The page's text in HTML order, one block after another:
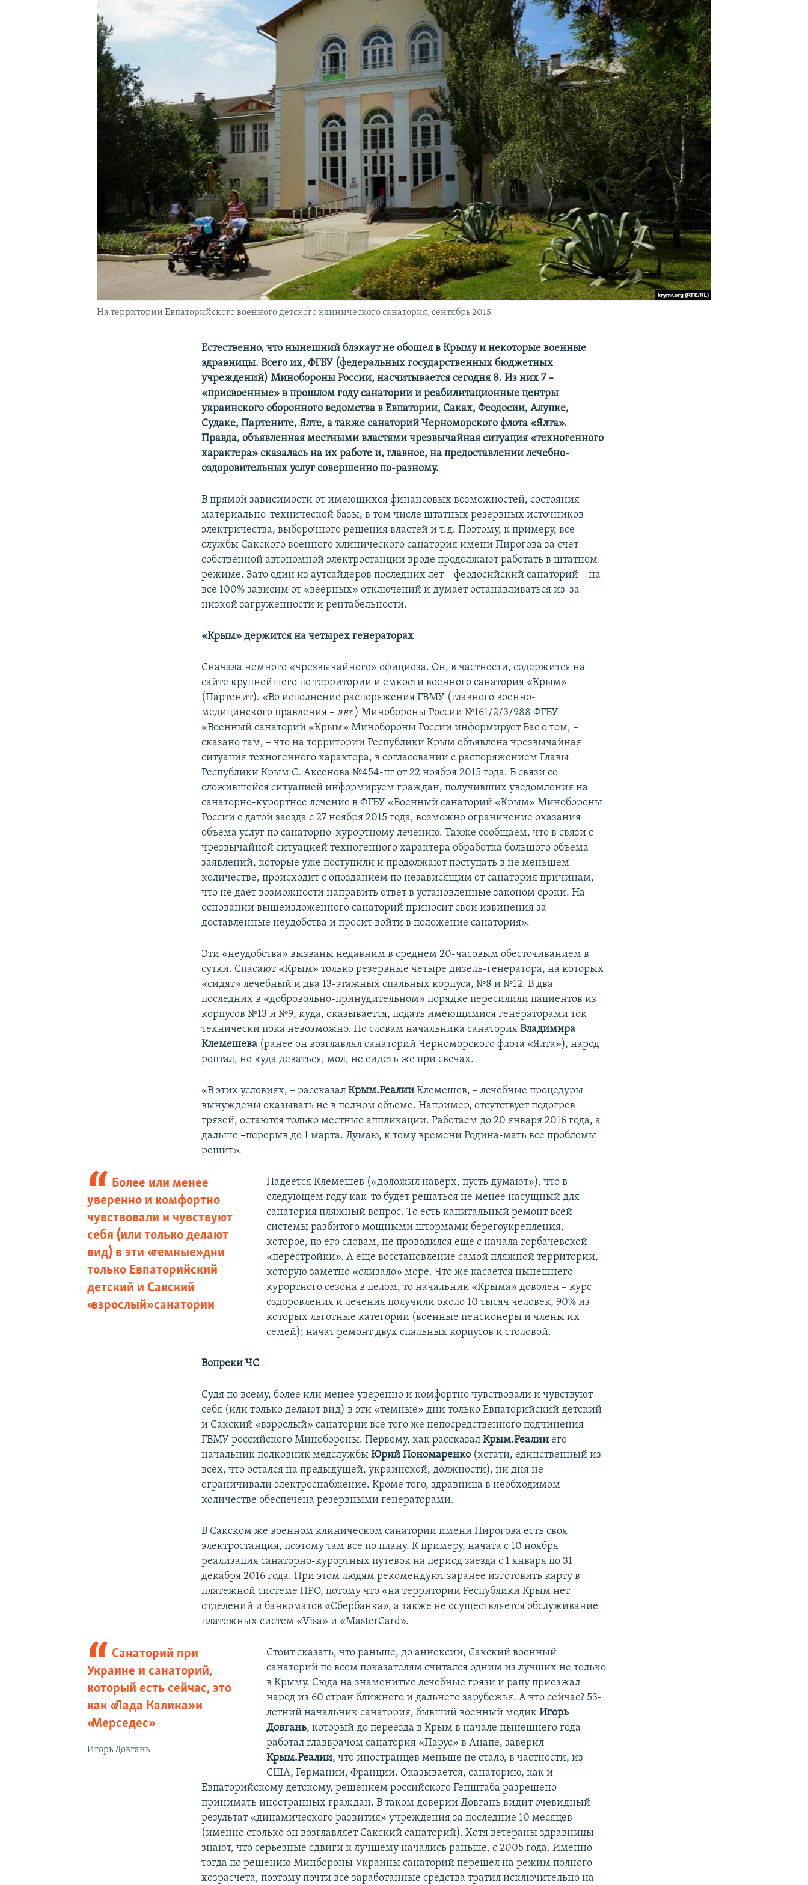
КРЫМ.НЕПОКОРЕННЫЙ
УКРАИНСКАЯ ПРОБЛЕМА КРЫМА
На территории Евпаторийского военного детского клинического санатория, сентябрь 2015
Естественно, что нынешний блэкаут не обошел в Крыму и некоторые военные
здравницы. Всего их, ФГБУ (федеральных государственных бюджетных
учреждений) Минобороны России, насчитывается сегодня 8. Из них 7 –
«присвоенные» в прошлом году санатории и реабилитационные центры
украинского оборонного ведомства в Евпатории, Саках, Феодосии, Алупке,
Судаке, Партените, Ялте, а также санаторий Черноморского флота «Ялта».
Правда, объявленная местными властями чрезвычайная ситуация «техногенного
характера» сказалась на их работе и, главное, на предоставлении лечебно-
оздоровительных услуг совершенно по-разному.
В прямой зависимости от имеющихся финансовых возможностей, состояния
материально-технической базы, в том числе штатных резервных источников
электричества, выборочного решения властей и т.д. Поэтому, к примеру, все
службы Сакского военного клинического санатория имени Пирогова за счет
собственной автономной электростанции вроде продолжают работать в штатном
режиме. Зато один из аутсайдеров последних лет – феодосийский санаторий – на
все 100% зависим от «веерных» отключений и думает останавливаться из-за
низкой загруженности и рентабельности.
«Крым» держится на четырех генераторах
Сначала немного «чрезвычайного» официоза. Он, в частности, содержится на
сайте крупнейшего по территории и емкости военного санатория «Крым»
(Партенит). «Во исполнение распоряжения ГВМУ (главного военно-
медицинского правления – авт.) Минобороны России №161/2/3/988 ФГБУ
«Военный санаторий «Крым» Минобороны России информирует Вас о том, –
сказано там, – что на территории Республики Крым объявлена чрезвычайная
ситуация техногенного характера, в согласовании с распоряжением Главы
Республики Крым С. Аксенова №454-пг от 22 ноября 2015 года. В связи со
сложившейся ситуацией информируем граждан, получивших уведомления на
санаторно-курортное лечение в ФГБУ «Военный санаторий «Крым» Минобороны
России с датой заезда с 27 ноября 2015 года, возможно ограничение оказания
объема услуг по санаторно-курортному лечению. Также сообщаем, что в связи с
чрезвычайной ситуацией техногенного характера обработка большого объема
заявлений, которые уже поступили и продолжают поступать в не меньшем
количестве, происходит с опозданием по независящим от санатория причинам,
что не дает возможности направить ответ в установленные законом сроки. На
основании вышеизложенного санаторий приносит свои извинения за
доставленные неудобства и просит войти в положение санатория».
Эти «неудобства» вызваны недавним в среднем 20-часовым обесточиванием в
сутки. Спасают «Крым» только резервные четыре дизель-генератора, на которых
«сидят» лечебный и два 13-этажных спальных корпуса, №8 и №12. В два
последних в «добровольно-принудительном» порядке пересилили пациентов из
корпусов №13 и №9, куда, оказывается, подать имеющимися генераторами ток
технически пока невозможно. По словам начальника санаторияВладимира
Клемешева (ранее он возглавлял санаторий Черноморского флота «Ялта»), народ
роптал, но куда деваться, мол, не сидеть же при свечах.
«В этих условиях, – рассказалКрым.Реалии Клемешев, – лечебные процедуры
вынуждены оказывать не в полном объеме. Например, отсутствует подогрев
грязей, остаются только местные аппликации. Работаем до 20 января 2016 года, а
дальше –перерыв до 1 марта. Думаю, к тому времени Родина-мать все проблемы
решит».
Более или менее
уверенно и комфортно
чувствовали и чувствуют
себя (или только делают
вид) в эти «темные» дни
только Евпаторийский
детский и Сакский
«взрослый» санатории
Надеется Клемешев («доложил наверх, пусть думают»), что в
следующем году как-то будет решаться не менее насущный для
санатория пляжный вопрос. То есть капитальный ремонт всей
системы разбитого мощными штормами берегоукрепления,
которое, по его словам, не проводился еще с начала горбачевской
«перестройки». А еще восстановление самой пляжной территории,
которую заметно «слизало» море. Что же касается нынешнего
курортного сезона в целом, то начальник «Крыма» доволен – курс
оздоровления и лечения получили около 10 тысяч человек, 90% из
которых льготные категории (военные пенсионеры и члены их
семей); начат ремонт двух спальных корпусов и столовой.
Вопреки ЧС
Судя по всему, более или менее уверенно и комфортно чувствовали и чувствуют
себя (или только делают вид) в эти «темные» дни только Евпаторийский детский
и Сакский «взрослый» санатории все того же непосредственного подчинения
ГВМУ российского Минобороны. Первому, как рассказалКрым.Реалии его
начальник полковник медслужбыЮрий Пономаренко (кстати, единственный из
всех, что остался на предыдущей, украинской, должности), ни дня не
ограничивали электроснабжение. Кроме того, здравница в необходимом
количестве обеспечена резервными генераторами.
В Сакском же военном клиническом санатории имени Пирогова есть своя
электростанция, поэтому там все по плану. К примеру, начата с 10 ноября
реализация санаторно-курортных путевок на период заезда с 1 января по 31
декабря 2016 года. При этом людям рекомендуют заранее изготовить карту в
платежной системе ПРО, потому что «на территории Республики Крым нет
отделений и банкоматов «Сбербанка», а также не осуществляется обслуживание
платежных систем «Visa» и «MasterCard».
Санаторий при
Украине и санаторий,
который есть сейчас, это
как «Лада Калина» и
«Мерседес»
Игорь Довгань
Стоит сказать, что раньше, до аннексии, Сакский военный
санаторий по всем показателям считался одним из лучших не только
в Крыму. Сюда на знаменитые лечебные грязи и рапу приезжал
народ из 60 стран ближнего и дальнего зарубежья. А что сейчас? 53-
летний начальник санатория, бывший военный медик Игорь
Довгань, который до переезда в Крым в начале нынешнего года
работал главврачом санатория «Парус» в Анапе, заверил
Крым.Реалии, что иностранцев меньше не стало, в частности, из
США, Германии, Франции. Оказывается, санаторию, как и
Евпаторийскому детскому, решением российского Генштаба разрешено
принимать иностранных граждан. В таком доверии Довгань видит очевидный
результат «динамического развития» учреждения за последние 10 месяцев
(именно столько он возглавляет Сакский санаторий). Хотя ветераны здравницы
знают, что серьезные сдвиги к лучшему начались раньше, с 2005 года. Именно
тогда по решению Минбороны Украины санаторий перешел на режим полного
хозрасчета, поэтому почти все заработанные средства тратил исключительно на